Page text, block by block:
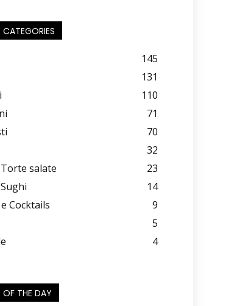
CATEGORIES
145
131
110
71
70
32
salate
23
14
Cocktails
9
5
4
OF THE DAY